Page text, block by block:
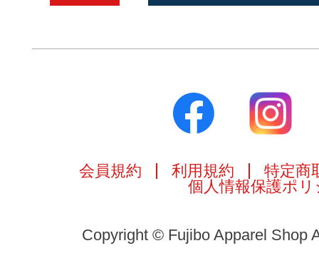
会員規約 利用規約
特定商
個人情報保護ポリ
Copyright © Fujibo Apparel Shop